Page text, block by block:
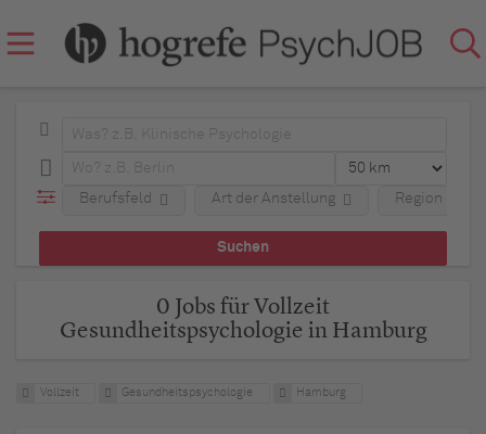
Berufsfeld Art der Anstellung Region
0 Jobs für Vollzeit
Gesundheitspsychologie in Hamburg
Vollzeit Gesundheitspsychologie Hamburg